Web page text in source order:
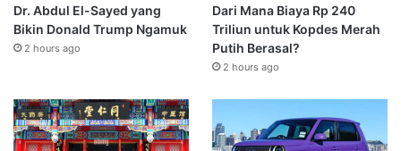
Dr. Abdul El-Sayed yang
Bikin Donald Trump Ngamuk
2 hours ago
Dari Mana Biaya Rp 240
Triliun untuk Kopdes Merah
Putih Berasal?
2 hours ago